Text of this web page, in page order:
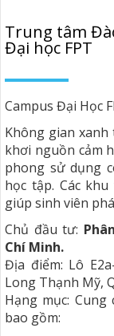
Trung tâm
Đại học FPT
Campus Đại Học
Không gian
khơi nguồn cảm
phong sử dụng
học tập. Các
giúp sinh viên
Chủ đầu tư:
Chí Minh.
Địa điểm: Lô
Long Thạnh Mỹ,
Hạng mục:
bao gồm: